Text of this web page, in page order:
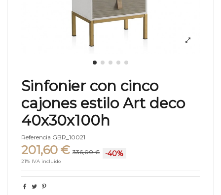
Sinfonier con cinco
cajones estilo Art deco
40x30x100h
Referencia GBR_10021
201,60 € 336,00 € -40%
21% IVA incluido